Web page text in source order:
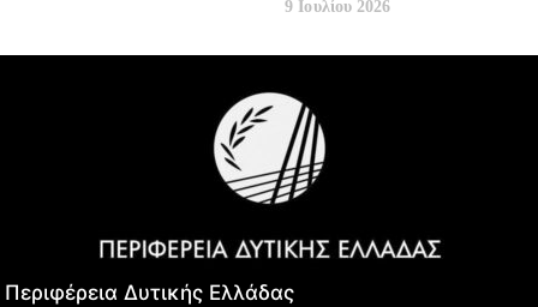
9 Ιουλίου 2026
Περιφέρεια Δυτικής Ελλάδας​